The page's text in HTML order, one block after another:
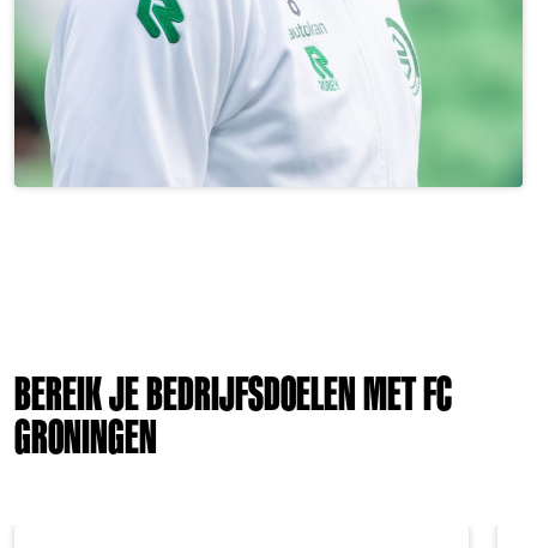
BEREIK JE BEDRIJFSDOELEN MET FC
GRONINGEN